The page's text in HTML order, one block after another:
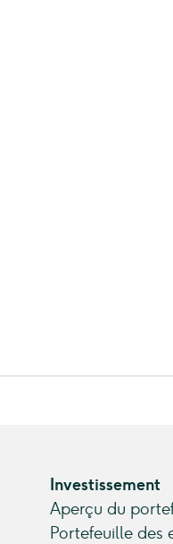
Investissement
Aperçu du
Portefeuille des